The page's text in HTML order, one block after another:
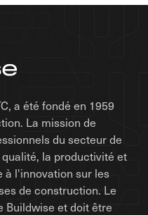
a été fondé en 1959
La mission de
du secteur de
la productivité et
à l'innovation sur les
de construction. Le
Buildwise et doit être